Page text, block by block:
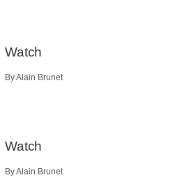
Watch
By Alain Brunet
Watch
By Alain Brunet